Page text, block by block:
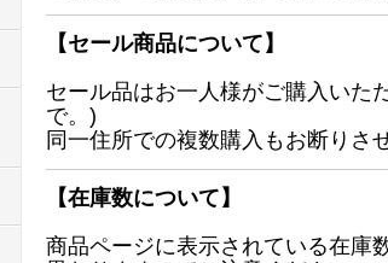
【セール商品について】
セール品はお一人様がご購入いた
で。)
同一住所での複数購入もお断りさ
【在庫数について】
商品ページに表示されている在庫